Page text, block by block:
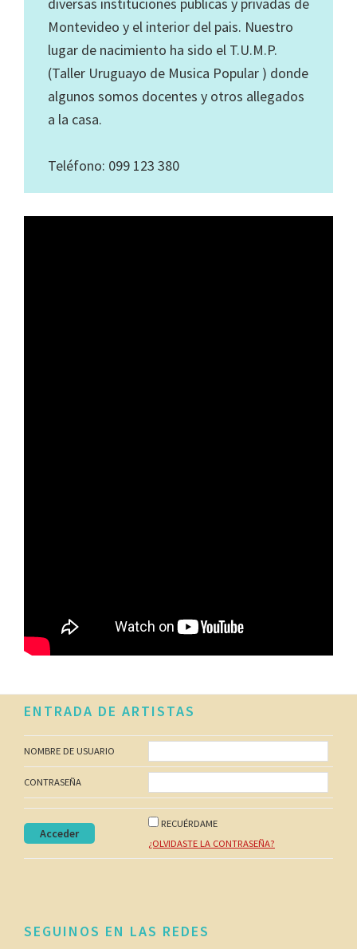
Montevideo y el interior del pais. Nuestro
lugar de nacimiento ha sido el T.U.M.P.
(Taller Uruguayo de Musica Popular ) donde
algunos somos docentes y otros allegados
a la casa.
Teléfono: 099 123 380
Footer
ENTRADA DE ARTISTAS
NOMBRE DE USUARIO
CONTRASEÑA
RECUÉRDAME
¿OLVIDASTE LA CONTRASEÑA?
SEGUINOS EN LAS REDES